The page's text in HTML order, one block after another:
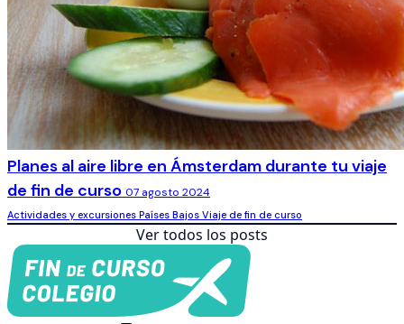
Planes al aire libre en Ámsterdam durante tu viaje
de fin de curso 07 agosto 2024
Actividades y excursiones Países Bajos Viaje de fin de curso
Ver todos los posts